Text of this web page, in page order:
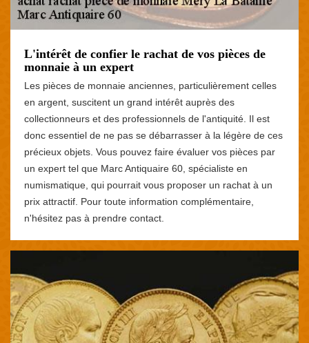
L'intérêt de confier le rachat de vos pièces de
monnaie à un expert
Les pièces de monnaie anciennes, particulièrement celles
en argent, suscitent un grand intérêt auprès des
collectionneurs et des professionnels de l'antiquité. Il est
donc essentiel de ne pas se débarrasser à la légère de ces
précieux objets. Vous pouvez faire évaluer vos pièces par
un expert tel que Marc Antiquaire 60, spécialiste en
numismatique, qui pourrait vous proposer un rachat à un
prix attractif. Pour toute information complémentaire,
n'hésitez pas à prendre contact.